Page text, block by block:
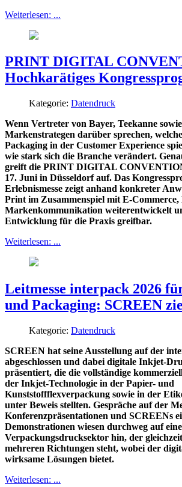
Weiterlesen: ...
PRINT DIGITAL
Hochkarätiges
Kategorie: Datendruck
Wenn Vertreter von Bayer, Teekanne
Markenstrategen darüber sprechen,
Packaging in der Customer Experience
wie stark sich die Branche verändert.
greift die PRINT DIGITAL
17. Juni in Düsseldorf auf. Das
Erlebnismesse zeigt anhand konkreter
Print im Zusammenspiel mit E-Commerce,
Markenkommunikation weiterentwickelt
Entwicklung für die Praxis greifbar.
Weiterlesen: ...
Leitmesse interpack 2026
und Packaging: SCREEN
Kategorie: Datendruck
SCREEN hat seine Ausstellung auf der
abgeschlossen und dabei digitale Inkjet-
präsentiert, die die vollständige
der Inkjet-Technologie in der Papier- und
Kunststoffflexverpackung sowie in der
unter Beweis stellten. Gespräche auf der
Konferenzpräsentationen und SCREENs
Demonstrationen wiesen durchweg auf
Verpackungsdrucksektor hin, der
mehreren Richtungen steht, wobei der
wirksame Lösungen bietet.
Weiterlesen: ...